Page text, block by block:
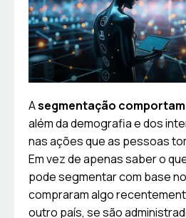
Asegmentação
além da demografia e dos
nas ações que as pessoas
Em vez de apenas saber o
pode segmentar com base
compraram algo
outro país, se são